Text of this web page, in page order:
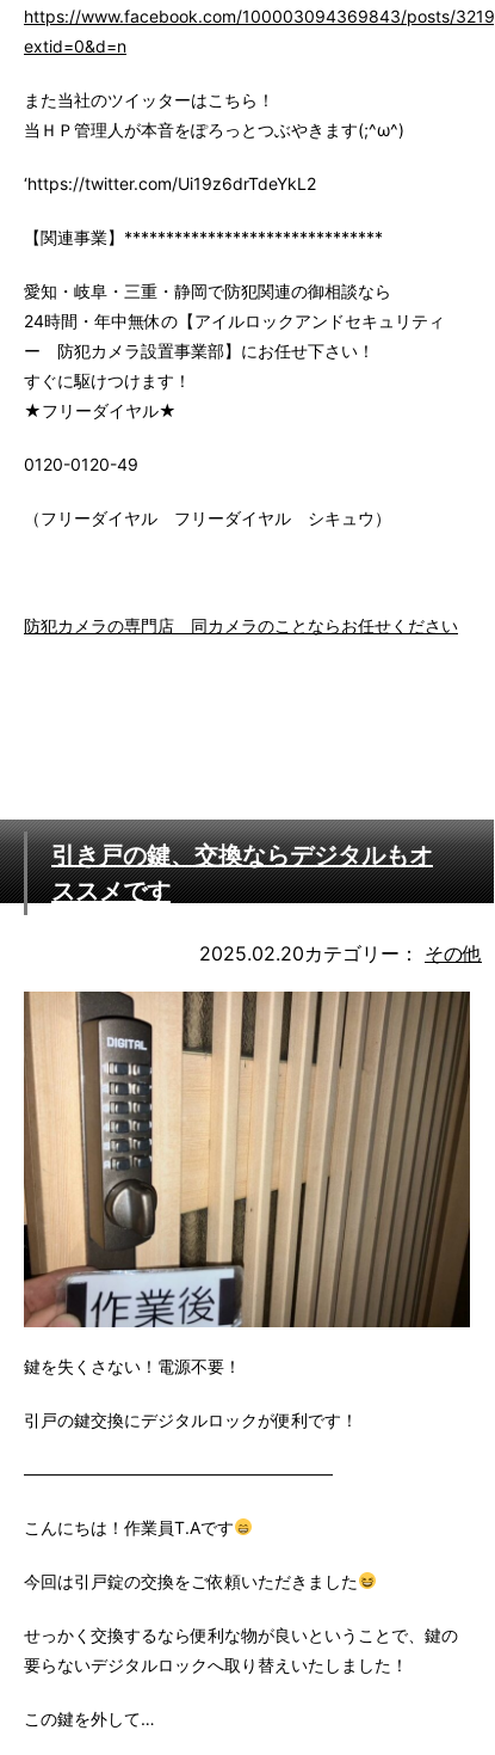
https://www.facebook.com/100003094369843/posts/
extid=0&d=n
また当社のツイッターはこちら！
当ＨＰ管理人が本音をぽろっとつぶやきます(;^ω^)
‘https://twitter.com/Ui19z6drTdeYkL2
【関連事業】*******************************
愛知・岐阜・三重・静岡で防犯関連の御相談なら
24時間・年中無休の【アイルロックアンドセキュリティ
ー 防犯カメラ設置事業部】にお任せ下さい！
すぐに駆けつけます！
★フリーダイヤル★
0120-0120-49
（フリーダイヤル フリーダイヤル シキュウ）
防犯カメラの専門店 同カメラのことならお任せください
引き戸の鍵、交換ならデジタルもオ
ススメです
2025.02.20カテゴリー： その他
鍵を失くさない！電源不要！
引戸の鍵交換にデジタルロックが便利です！
——————————————————–
こんにちは！作業員T.Aです
今回は引戸錠の交換をご依頼いただきました
せっかく交換するなら便利な物が良いということで、鍵の
要らないデジタルロックへ取り替えいたしました！
この鍵を外して…